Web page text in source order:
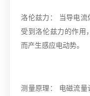
洛伦兹力： 当导电
受到洛伦兹力的作用
而产生感应电动势。
测量原理： 电磁流